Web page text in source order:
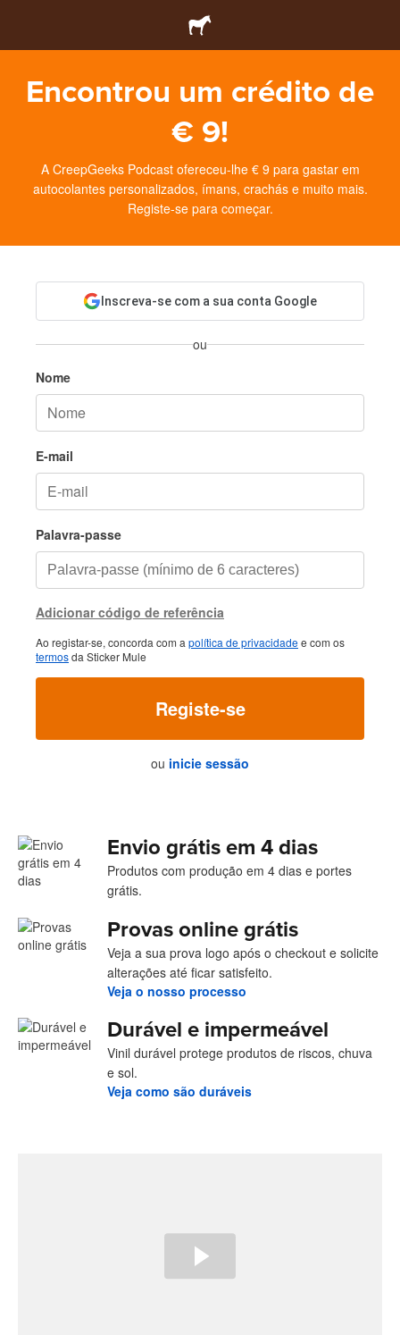
Encontrou um crédito de
€ 9!
A CreepGeeks Podcast ofereceu-lhe € 9 para gastar em
autocolantes personalizados, ímans, crachás e muito mais.
Registe-se para começar.
Inscreva-se com a sua conta Google
ou
Nome
E-mail
Palavra-passe
Adicionar código de referência
Ao registar-se, concorda com a política de privacidadee com os
termosda Sticker Mule
Registe-se
ou inicie sessão
Envio grátis em 4 dias
Produtos com produção em 4 dias e portes
grátis.
Provas online grátis
Veja a sua prova logo após o checkout e solicite
alterações até ficar satisfeito.
Veja o nosso processo
Durável e impermeável
Vinil durável protege produtos de riscos, chuva
e sol.
Veja como são duráveis